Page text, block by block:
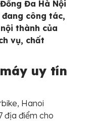
Đa Hà Nội
đang công tác,
thành của
vụ, chất
uy tín
Hanoi
địa điểm cho